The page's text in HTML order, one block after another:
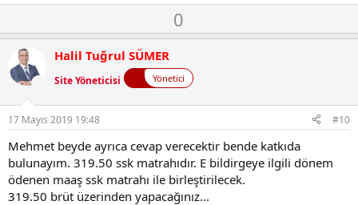
O
y
l
a
0
o
o
t
e
Halil Tuğrul SÜMER
Site Yöneticisi Yönetici
17 Mayıs 2019 19:48 #10
Mehmet beyde ayrıca cevap verecektir bende katkıda
bulunayım. 319.50 ssk matrahıdır. E bildirgeye ilgili dönem
ödenen maaş ssk matrahı ile birleştirilecek.
319.50 brüt üzerinden yapacağınız...